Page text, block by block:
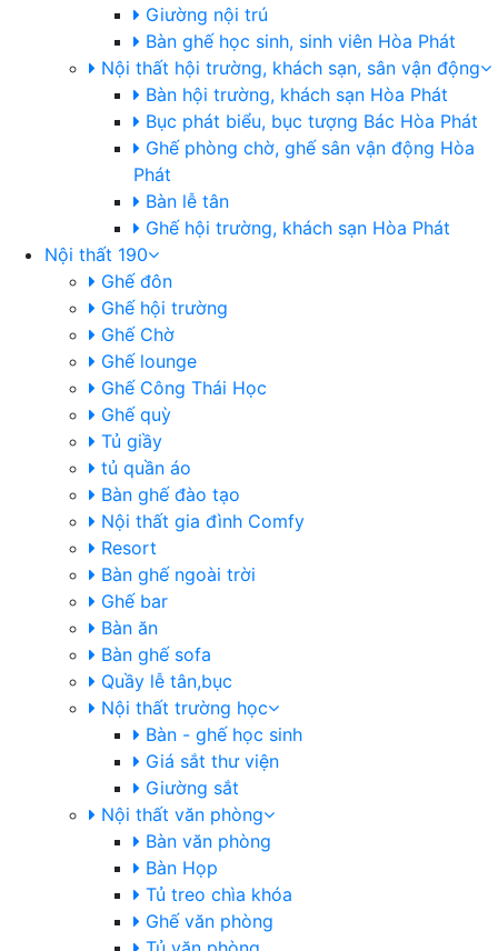
Giường nội trú
Bàn ghế học sinh, sinh viên Hòa Phát
Nội thất hội trường, khách sạn, sân vận động
Bàn hội trường, khách sạn Hòa Phát
Bục phát biểu, bục tượng Bác Hòa Phát
Ghế phòng chờ, ghế sân vận động Hòa
Phát
Bàn lễ tân
Ghế hội trường, khách sạn Hòa Phát
Nội thất 190
Ghế đôn
Ghế hội trường
Ghế Chờ
Ghế lounge
Ghế Công Thái Học
Ghế quỳ
Tủ giầy
tủ quần áo
Bàn ghế đào tạo
Nội thất gia đình Comfy
Resort
Bàn ghế ngoài trời
Ghế bar
Bàn ăn
Bàn ghế sofa
Quầy lễ tân,bục
Nội thất trường học
Bàn - ghế học sinh
Giá sắt thư viện
Giường sắt
Nội thất văn phòng
Bàn văn phòng
Bàn Họp
Tủ treo chìa khóa
Ghế văn phòng